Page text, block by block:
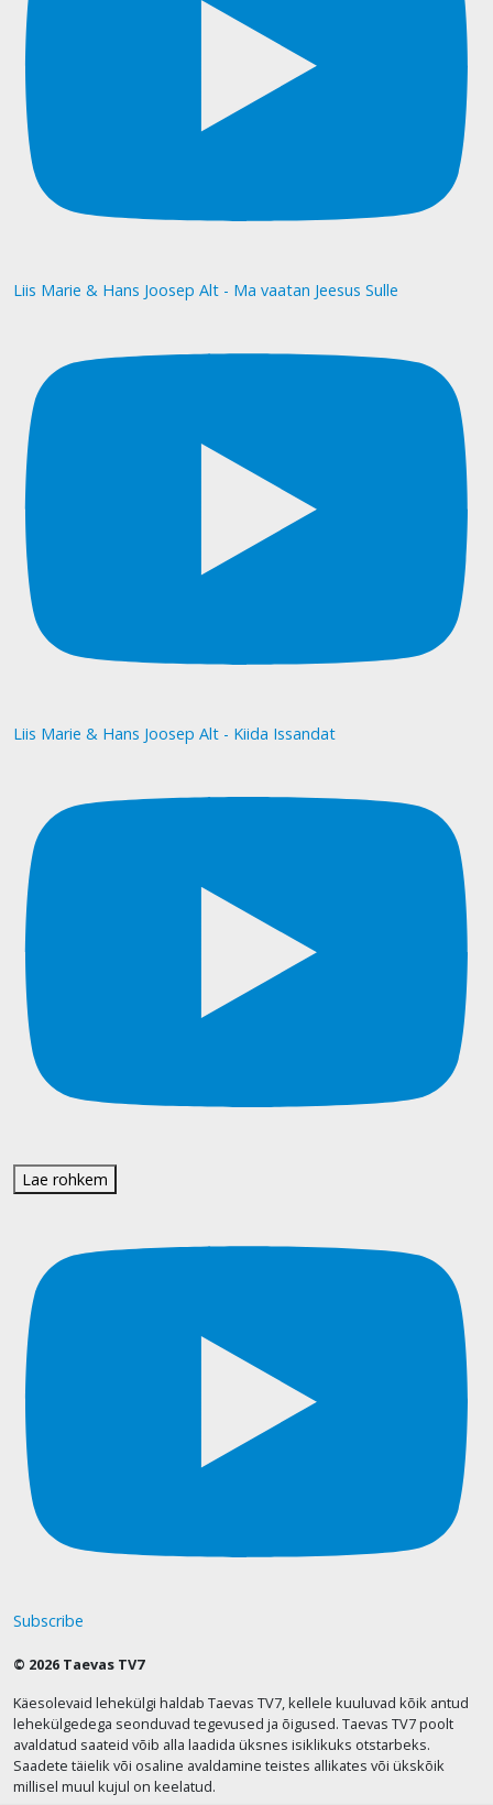
Liis Marie & Hans Joosep Alt - Ma vaatan Jeesus Sulle
Liis Marie & Hans Joosep Alt - Kiida Issandat
Lae rohkem
Subscribe
© 2026 Taevas TV7
Käesolevaid lehekülgi haldab Taevas TV7, kellele kuuluvad kõik antud
lehekülgedega seonduvad tegevused ja õigused. Taevas TV7 poolt
avaldatud saateid võib alla laadida üksnes isiklikuks otstarbeks.
Saadete täielik või osaline avaldamine teistes allikates või ükskõik
millisel muul kujul on keelatud.